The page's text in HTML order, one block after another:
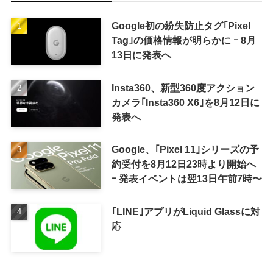
Google初の紛失防止タグ｢Pixel
Tag｣の価格情報が明らかに ｰ 8月
13日に発表へ
Insta360、新型360度アクション
カメラ｢Insta360 X6｣を8月12日に
発表へ
Google、｢Pixel 11｣シリーズの予
約受付を8月12日23時より開始へ
ｰ 発表イベントは翌13日午前7時〜
｢LINE｣アプリがLiquid Glassに対
応